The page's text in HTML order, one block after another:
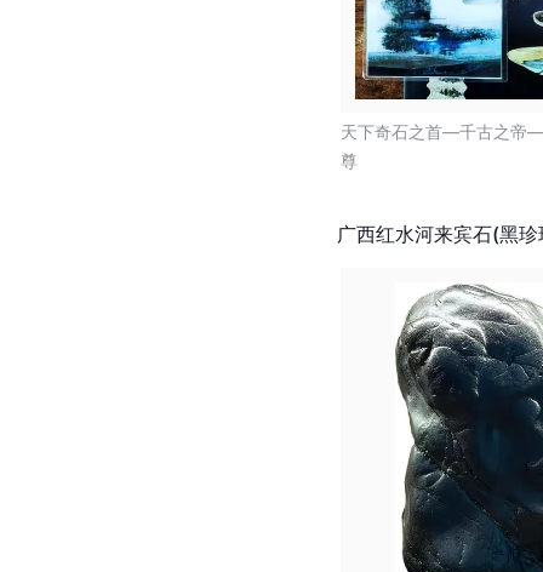
天下奇石之首—千古之帝
尊
广西红水河来宾石(黑